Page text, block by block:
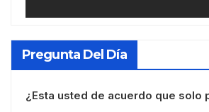
Pregunta Del Día
¿Esta usted de acuerdo que solo